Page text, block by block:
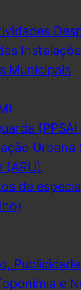
Municipais
Urbana
(ARU)
de
e